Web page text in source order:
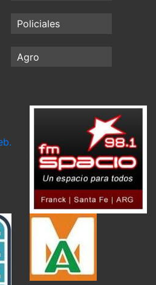
Policiales
Agro